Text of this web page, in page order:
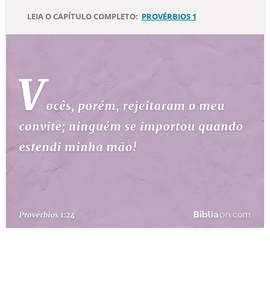
DEVOCIONAL DIÁRIO
ESTUDOS BÍBLICOS
ESBOÇOS DE PREGAÇÃO
PERGUNTE À BÍBLIA
TERMO BÍBLICO
LEIA O CAPÍTULO COMPLETO: PROVÉRBIOS 1